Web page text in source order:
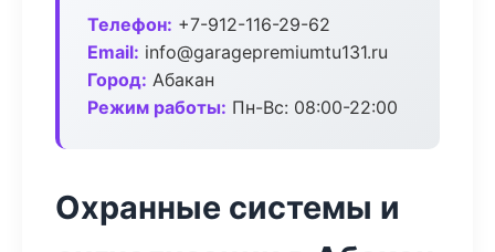
Телефон: +7-912-116-29-62
Email: info@garagepremiumtu131.ru
Город: Абакан
Режим работы: Пн-Вс: 08:00-22:00
Охранные системы и